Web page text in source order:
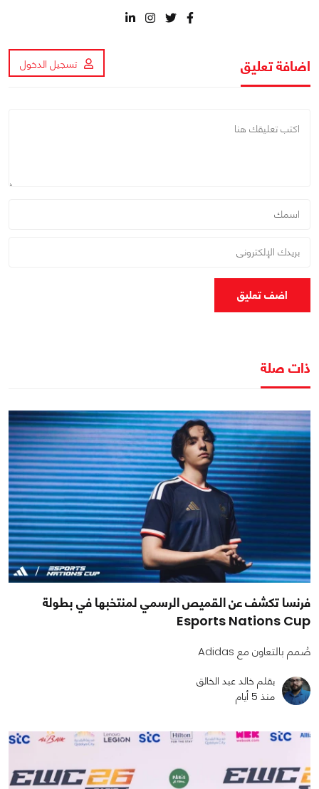
اضافة تعليق تسجيل الدخول
اضف تعليق
ذات صلة
فرنسا تكشف عن القميص الرسمي لمنتخبها في بطولة
Esports Nations Cup
صُمم بالتعاون مع Adidas
بقلم خالد عبد الخالق
منذ 5 أيام